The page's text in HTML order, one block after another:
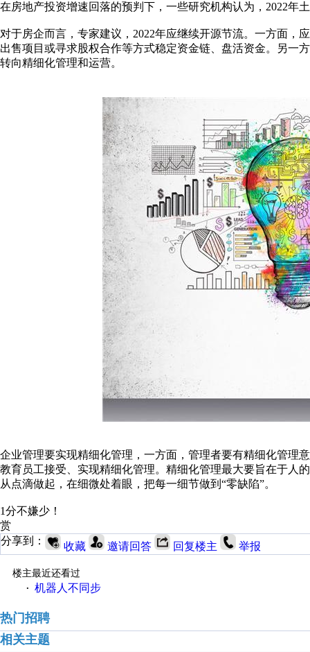
在房地产投资增速回落的预判下，一些研究机构认为，2022年
对于房企而言，专家建议，2022年应继续开源节流。一方面，
出售项目或寻求股权合作等方式稳定资金链、盘活资金。另一
转向精细化管理和运营。
企业管理要实现精细化管理，一方面，管理者要有精细化管理
教育员工接受、实现精细化管理。精细化管理最大要旨在于人
从点滴做起，在细微处着眼，把每一细节做到“零缺陷”。
1分不嫌少！
赏
分享到：
收藏 邀请回答 回复楼主 举报
楼主最近还看过
· 机器人不同步
热门招聘
相关主题